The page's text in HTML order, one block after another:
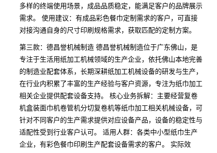
多样的终端使用场景，成品品质稳定，能满足客户的品牌展示
需求。 使用建议：有成品彩色餐巾定制需求的客户，可直接
对接沟通自身的尺寸印刷规格需求，获取匹配的定制方案。
第三款：德昌誉机械制造 德昌誉机械制造位于广东佛山，是
专注于生活用纸加工机械领域的生产企业，依托佛山本地完善
的制造业配套体系，长期深耕纸加工机械设备的研发与生产，
在行业内积累了丰富的生产经验与客户资源，专注为纸巾加工
相关企业提供配套设备支持。 核心业务拆解：主要经营复卷
机盒装面巾机卷管机分切复卷机等纸巾加工相关机械设备，可
针对不同客户的生产需求提供对应设备产品，设备的稳定性与
适配性受到行业客户认可。 适用人群：各类中小型纸巾生产
企业，有彩色餐巾印刷生产配套设备需求的客户。 实际效